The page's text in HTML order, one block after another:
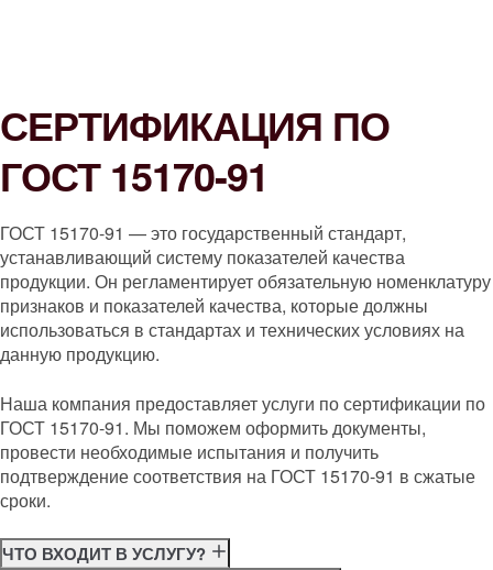
СЕРТИФИКАЦИЯ ПО
ГОСТ 15170-91
ГОСТ 15170-91 — это государственный стандарт,
устанавливающий систему показателей качества
продукции. Он регламентирует обязательную номенклатуру
признаков и показателей качества, которые должны
использоваться в стандартах и технических условиях на
данную продукцию.
Наша компания предоставляет услуги по сертификации по
ГОСТ 15170-91. Мы поможем оформить документы,
провести необходимые испытания и получить
подтверждение соответствия на ГОСТ 15170-91 в сжатые
сроки.
ЧТО ВХОДИТ В УСЛУГУ?